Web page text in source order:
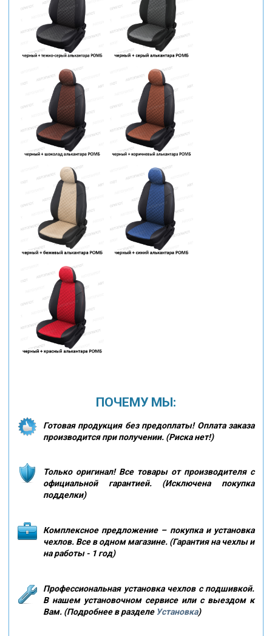
ПОЧЕМУ МЫ:
Готовая продукция без предоплаты! Оплата заказа
производится при получении. (Риска нет!)
Только оригинал! Все товары от производителя с
официальной гарантией. (Исключена покупка
подделки)
Комплексное предложение – покупка и установка
чехлов. Все в одном магазине. (Гарантия на чехлы и
на работы - 1 год)
Профессиональная установка чехлов с подшивкой.
В нашем установочном сервисе или с выездом к
Вам. (Подробнее в разделе Установка)